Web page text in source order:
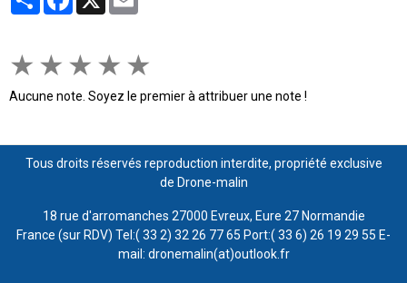
★ ★ ★ ★ ★
Aucune note. Soyez le premier à attribuer une note !
Tous droits réservés reproduction interdite, propriété exclusive
de Drone-malin
18 rue d'arromanches 27000 Evreux, Eure 27 Normandie
France (sur RDV) Tel:( 33 2) 32 26 77 65 Port:( 33 6) 26 19 29 55 E-
mail: dronemalin(at)outlook.fr